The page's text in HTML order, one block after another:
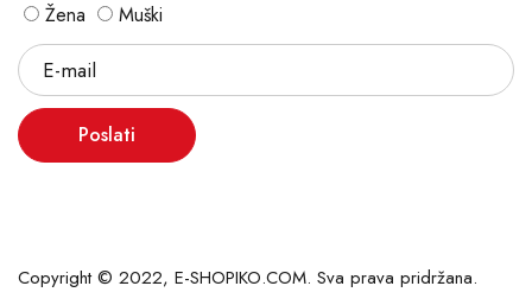
Žena Muški
Poslati
Copyright © 2022, E-SHOPIKO.COM. Sva prava pridržana.